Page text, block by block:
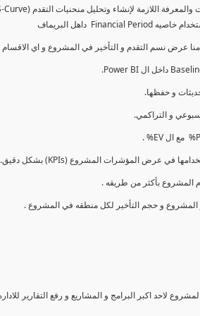
لاحد اكبر البرامج و المشاريع و رفع التقارير